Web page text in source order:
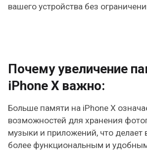
вашего устройства без
Почему увеличение
iPhone X важно:
Больше памяти на iPhone X
возможностей для хранения
музыки и приложений, что делает
более функциональным и